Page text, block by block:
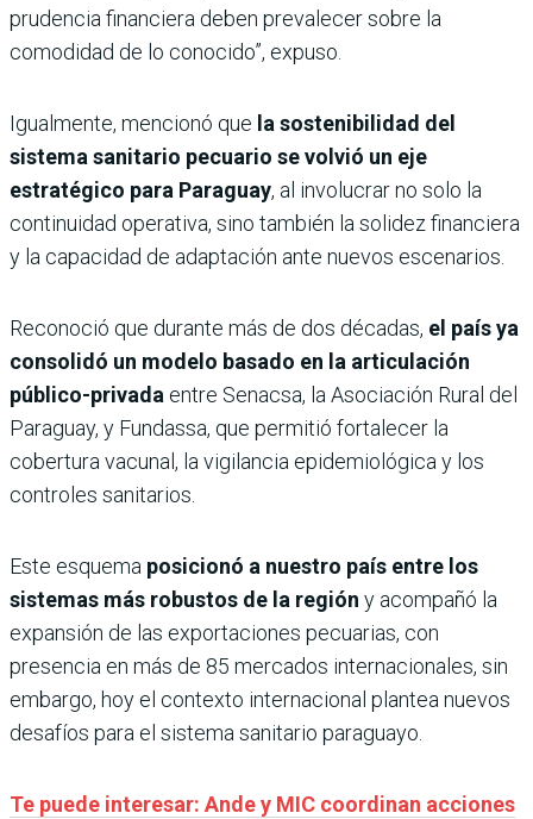
prudencia financiera deben prevalecer sobre la
comodidad de lo conocido”, expuso.
Igualmente, mencionó que la sostenibilidad del
sistema sanitario pecuario se volvió un eje
estratégico para Paraguay, al involucrar no solo la
continuidad operativa, sino también la solidez financiera
y la capacidad de adaptación ante nuevos escenarios.
Reconoció que durante más de dos décadas, el país ya
consolidó un modelo basado en la articulación
público-privada entre Senacsa, la Asociación Rural del
Paraguay, y Fundassa, que permitió fortalecer la
cobertura vacunal, la vigilancia epidemiológica y los
controles sanitarios.
Este esquema posicionó a nuestro país entre los
sistemas más robustos de la región y acompañó la
expansión de las exportaciones pecuarias, con
presencia en más de 85 mercados internacionales, sin
embargo, hoy el contexto internacional plantea nuevos
desafíos para el sistema sanitario paraguayo.
Te puede interesar: Ande y MIC coordinan acciones